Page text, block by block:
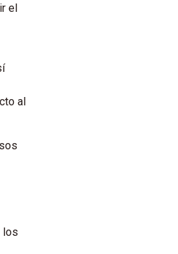
el
al
los